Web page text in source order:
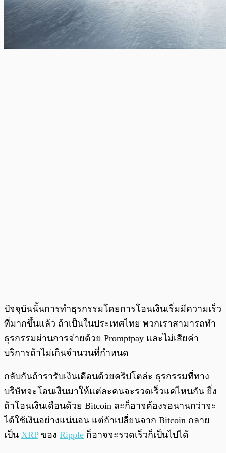
ปัจจุบันนั้นการทำธุรกรรมโดยการโอนเงินเริ่มมีความเร็ว
ที่มากขึ้นแล้ว ถ้าเป็นในประเทศไทย พวกเราสามารถทำ
ธุรกรรมผ่านการจ่ายด้วย Promptpay และไม่เสียค่า
บริการถ้าไม่เกินจำนวนที่กำหนด
กลับกันถ้ารารับเงินเดือนด้วยคริปโตล่ะ ธุรกรรมที่ทาง
บริษัทจะโอนเงินมาให้แต่ละคนจะรวดเร็วแค่ไหนกัน ยิ่ง
ถ้าโอนเงินเดือนด้วย Bitcoin ละก็อาจต้องรอนานกว่าจะ
ได้ใช้เงินอย่างแน่นอน แต่ถ้าเปลี่ยนจาก Bitcoin กลาย
เป็น XRPของ Ripple ก็อาจจะรวดเร็วก็เป็นไปได้